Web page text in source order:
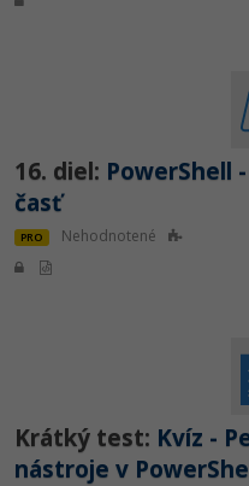
16. diel: PowerShell
časť
PRO Nehodnotené
Krátký test: Kvíz -
nástroje v